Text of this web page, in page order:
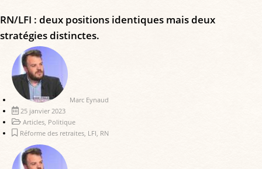
RN/LFI : deux positions identiques mais deux
stratégies distinctes.
Marc Eynaud
25 janvier 2023
Articles, Politique
Réforme des retraites, LFI, RN